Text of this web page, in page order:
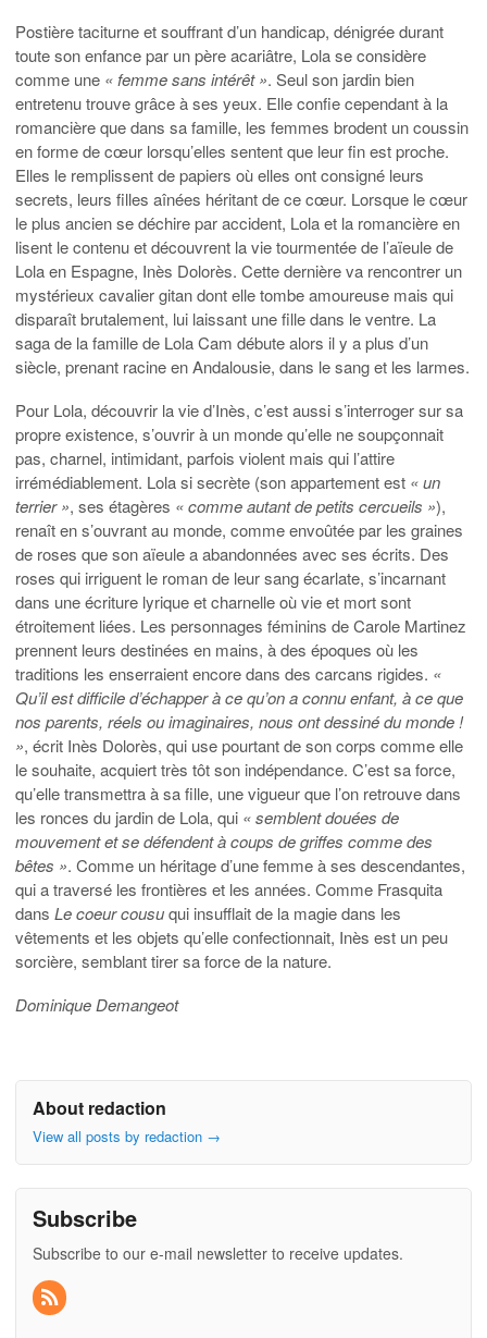
Postière taciturne et souffrant d’un handicap, dénigrée durant
toute son enfance par un père acariâtre, Lola se considère
comme une « femme sans intérêt ». Seul son jardin bien
entretenu trouve grâce à ses yeux. Elle confie cependant à la
romancière que dans sa famille, les femmes brodent un coussin
en forme de cœur lorsqu’elles sentent que leur fin est proche.
Elles le remplissent de papiers où elles ont consigné leurs
secrets, leurs filles aînées héritant de ce cœur. Lorsque le cœur
le plus ancien se déchire par accident, Lola et la romancière en
lisent le contenu et découvrent la vie tourmentée de l’aïeule de
Lola en Espagne, Inès Dolorès. Cette dernière va rencontrer un
mystérieux cavalier gitan dont elle tombe amoureuse mais qui
disparaît brutalement, lui laissant une fille dans le ventre. La
saga de la famille de Lola Cam débute alors il y a plus d’un
siècle, prenant racine en Andalousie, dans le sang et les larmes.
Pour Lola, découvrir la vie d’Inès, c’est aussi s’interroger sur sa
propre existence, s’ouvrir à un monde qu’elle ne soupçonnait
pas, charnel, intimidant, parfois violent mais qui l’attire
irrémédiablement. Lola si secrète (son appartement est « un
terrier », ses étagères « comme autant de petits cercueils »),
renaît en s’ouvrant au monde, comme envoûtée par les graines
de roses que son aïeule a abandonnées avec ses écrits. Des
roses qui irriguent le roman de leur sang écarlate, s’incarnant
dans une écriture lyrique et charnelle où vie et mort sont
étroitement liées. Les personnages féminins de Carole Martinez
prennent leurs destinées en mains, à des époques où les
traditions les enserraient encore dans des carcans rigides. «
Qu’il est difficile d’échapper à ce qu’on a connu enfant, à ce que
nos parents, réels ou imaginaires, nous ont dessiné du monde !
», écrit Inès Dolorès, qui use pourtant de son corps comme elle
le souhaite, acquiert très tôt son indépendance. C’est sa force,
qu’elle transmettra à sa fille, une vigueur que l’on retrouve dans
les ronces du jardin de Lola, qui « semblent douées de
mouvement et se défendent à coups de griffes comme des
bêtes ». Comme un héritage d’une femme à ses descendantes,
qui a traversé les frontières et les années. Comme Frasquita
dans Le coeur cousuqui insufflait de la magie dans les
vêtements et les objets qu’elle confectionnait, Inès est un peu
sorcière, semblant tirer sa force de la nature.
Dominique Demangeot
About redaction
View all posts by redaction →
Subscribe
Subscribe to our e-mail newsletter to receive updates.